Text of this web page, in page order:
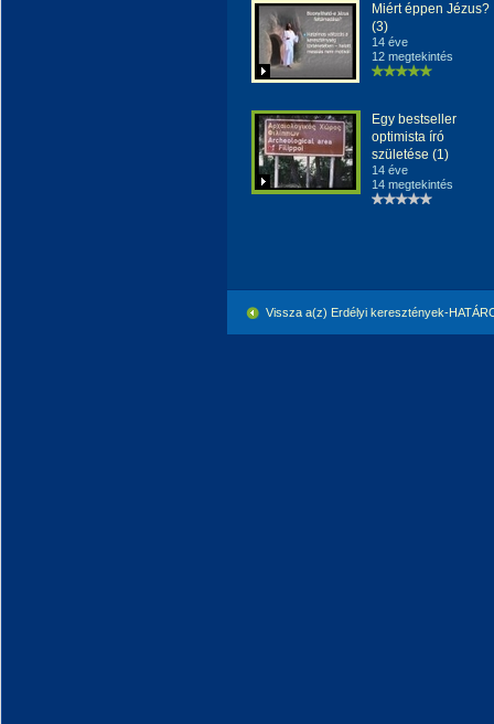
Miért éppen Jézus?
(3)
14 éve
12 megtekintés
Egy bestseller
optimista író
születése (1)
14 éve
14 megtekintés
Vissza a(z) Erdélyi keresztények-